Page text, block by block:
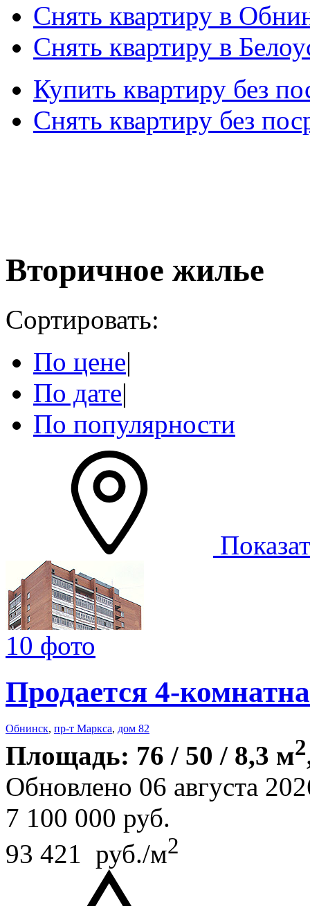
Снять квартиру в
Снять квартиру в
Купить квартиру без
Снять квартиру без
Вторичное жилье
Сортировать:
По цене|
По дате|
По популярности
10 фото
Продается 4-
Обнинск, пр-т Маркса, дом 82
Площадь: 76 / 50 / 8,3 м2
Обновлено 06 августа
7 100 000 руб.
93 421 руб./м2